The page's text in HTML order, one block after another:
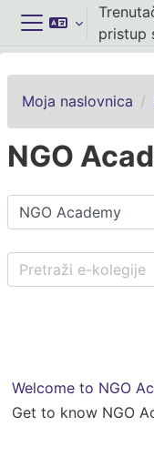
Preskoči na sadržaj
Bočni panel
pristup
Moja naslovnica
NGO
Popis e-kolegija
Pretraži e-kolegije
Welcome to NGO
Get to know NGO